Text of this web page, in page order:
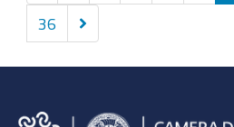
10
elementi
36
Successivi
10